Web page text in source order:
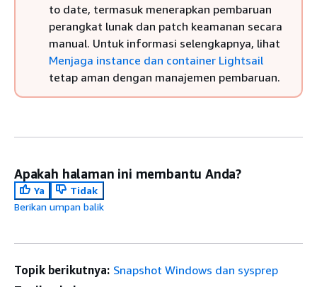
to date, termasuk menerapkan pembaruan
perangkat lunak dan patch keamanan secara
manual. Untuk informasi selengkapnya, lihat
Menjaga instance dan container Lightsail
tetap aman dengan manajemen pembaruan.
Apakah halaman ini membantu Anda?
Ya
Tidak
Berikan umpan balik
Topik berikutnya: Snapshot Windows dan sysprep